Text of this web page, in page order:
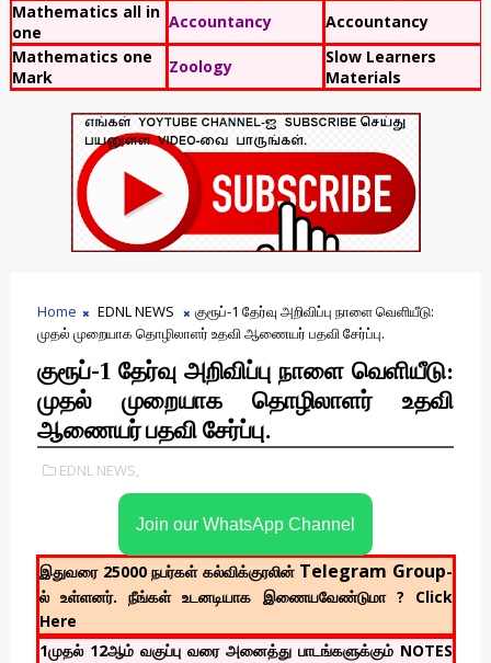
Mathematics all in
one
Accountancy
Accountancy
Mathematics one
Mark
Zoology
Slow Learners
Materials
Home EDNL NEWS
குரூப்-1 தேர்வு அறிவிப்பு நாளை வெளியீடு:
முதல் முறையாக தொழிலாளர் உதவி ஆணையர் பதவி சேர்ப்பு.
குரூப்-1 தேர்வு அறிவிப்பு நாளை வெளியீடு:
முதல் முறையாக தொழிலாளர் உதவி
ஆணையர் பதவி சேர்ப்பு.
EDNL NEWS,
Join our WhatsApp Channel
இதுவரை 25000 நபர்கள் கல்விக்குரலின் Telegram Group-
ல் உள்ளனர். நீங்கள் உடனடியாக இணையவேண்டுமா ? Click
Here
1முதல் 12ஆம் வகுப்பு வரை அனைத்து பாடங்களுக்கும் NOTES